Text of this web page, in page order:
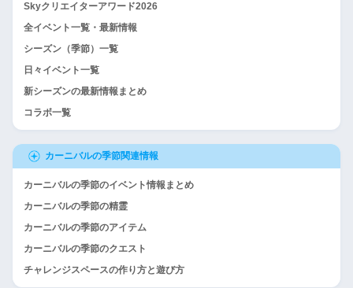
Skyクリエイターアワード2026
全イベント一覧・最新情報
シーズン（季節）一覧
日々イベント一覧
新シーズンの最新情報まとめ
コラボ一覧
カーニバルの季節関連情報
カーニバルの季節のイベント情報まとめ
カーニバルの季節の精霊
カーニバルの季節のアイテム
カーニバルの季節のクエスト
チャレンジスペースの作り方と遊び方